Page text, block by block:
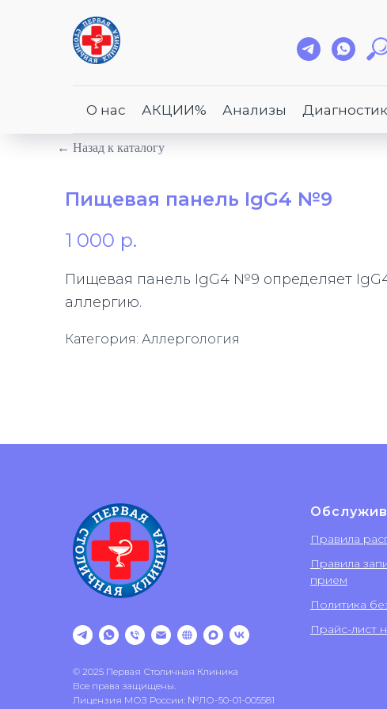
О нас АКЦИИ% Анализы
← Назад к каталогу
Пищевая панель IgG4 №9
1 000 р.
Пищевая панель IgG4 №9 определяет
аллергию.
Категория: Аллергология
© 2025 Первая Столичная Клиника
Все права защищены.
Лицензия МОЗ России: №ЛО-50-01-005581
Правила
Правила
прием
Политика
Прайс-лист